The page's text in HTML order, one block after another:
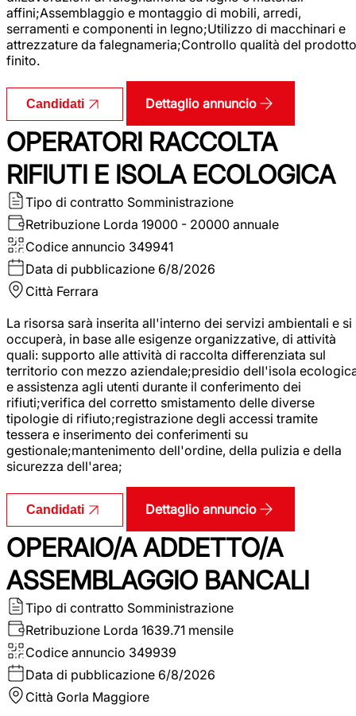
affini;Assemblaggio e montaggio di mobili, arredi,
serramenti e componenti in legno;Utilizzo di macchinari e
attrezzature da falegnameria;Controllo qualità del prodotto
finito.
Candidati Dettaglio annuncio
OPERATORI RACCOLTA
RIFIUTI E ISOLA ECOLOGICA
Tipo di contratto Somministrazione
Retribuzione Lorda 19000 - 20000 annuale
Codice annuncio 349941
Data di pubblicazione 6/8/2026
Città Ferrara
La risorsa sarà inserita all'interno dei servizi ambientali e si
occuperà, in base alle esigenze organizzative, di attività
quali: supporto alle attività di raccolta differenziata sul
territorio con mezzo aziendale;presidio dell'isola
e assistenza agli utenti durante il conferimento dei
rifiuti;verifica del corretto smistamento delle diverse
tipologie di rifiuto;registrazione degli accessi tramite
tessera e inserimento dei conferimenti su
gestionale;mantenimento dell'ordine, della pulizia e della
sicurezza dell'area;
Candidati Dettaglio annuncio
OPERAIO/A ADDETTO/A
ASSEMBLAGGIO BANCALI
Tipo di contratto Somministrazione
Retribuzione Lorda 1639.71 mensile
Codice annuncio 349939
Data di pubblicazione 6/8/2026
Città Gorla Maggiore